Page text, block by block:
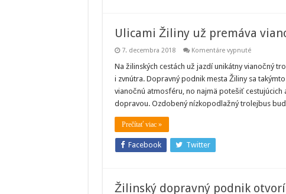
Ulicami Žiliny už premáva
7. decembra 2018 Komentáre vypnuténa
Žiliny
premáva
vianočný
trolejbus
Na žilinských cestách už jazdí unikátny vianočný
i zvnútra. Dopravný podnik mesta Žiliny sa
vianočnú atmosféru, no najmä potešiť
dopravou. Ozdobený nízkopodlažný trolejbus
Prečítať viac »
Facebook Twitter
Žilinský dopravný podnik